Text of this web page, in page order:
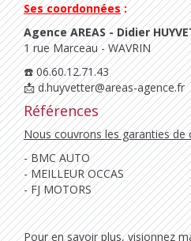
Ses coordonnées:
Agence AREAS - Didier
1 rue Marceau - WAVRIN
☎️ 06.60.12.71.43
📩 d.huyvetter@areas-agence.fr
Références
Nous couvrons les garanties de
- BMC AUTO
- MEILLEUR OCCAS
- FJ MOTORS
Pour en savoir plus, visionnez